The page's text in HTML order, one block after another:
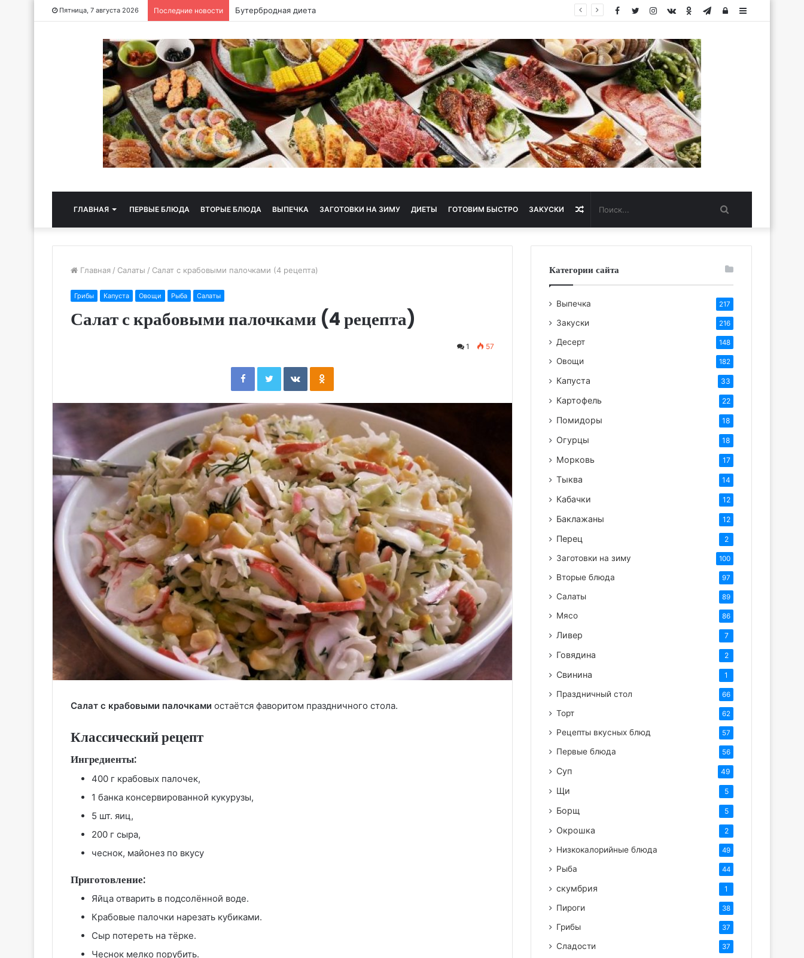
Пятница, 7 августа 2026 Последние новости Хлебная диета Sidebar
Авторизация
Telegram
Одноклассники
vk.com
Instagram
Twitter
Facebook
ГЛАВНАЯ ПЕРВЫЕ БЛЮДА ВТОРЫЕ БЛЮДА ВЫПЕЧКА ЗАГОТОВКИ НА ЗИМУ ДИЕТЫ ГОТОВИМ БЫСТРО ЗАКУСКИ Случайная
статья
Главная / Салаты / Салат с крабовыми палочками (4 рецепта)
Грибы Капуста Овощи Рыба Салаты
Салат с крабовыми палочками (4 рецепта)
1 57
FacebookTwitterВконтактеОдноклассники
Салат с крабовыми палочками остаётся фаворитом праздничного стола.
Классический рецепт
Ингредиенты:
400 г крабовых палочек,
1 банка консервированной кукурузы,
5 шт. яиц,
200 г сыра,
чеснок, майонез по вкусу
Приготовление:
Яйца отварить в подсолённой воде.
Крабовые палочки нарезать кубиками.
Сыр потереть на тёрке.
Чеснок мелко порубить.
Категории сайта
Выпечка 217
Закуски 216
Десерт 148
Овощи 182
Капуста 33
Картофель 22
Помидоры 18
Огурцы 18
Морковь 17
Тыква 14
Кабачки 12
Баклажаны 12
Перец 2
Заготовки на зиму 100
Вторые блюда 97
Салаты 89
Мясо 86
Ливер 7
Говядина 2
Свинина 1
Праздничный стол 66
Торт 62
Рецепты вкусных блюд 57
Первые блюда 56
Суп 49
Щи 5
Борщ 5
Окрошка 2
Низкокалорийные блюда 49
Рыба 44
скумбрия 1
Пироги 38
Грибы 37
Сладости 37